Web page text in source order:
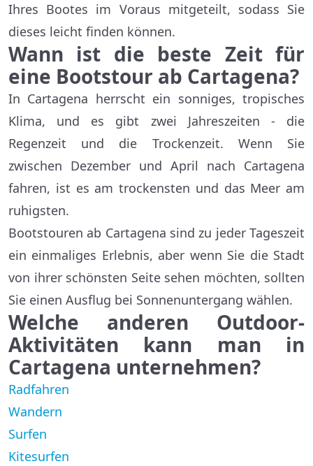
Ihres Bootes im Voraus mitgeteilt, sodass Sie
dieses leicht finden können.
Wann ist die beste Zeit für
eine Bootstour ab Cartagena?
In Cartagena herrscht ein sonniges, tropisches
Klima, und es gibt zwei Jahreszeiten - die
Regenzeit und die Trockenzeit. Wenn Sie
zwischen Dezember und April nach Cartagena
fahren, ist es am trockensten und das Meer am
ruhigsten.
Bootstouren ab Cartagena sind zu jeder Tageszeit
ein einmaliges Erlebnis, aber wenn Sie die Stadt
von ihrer schönsten Seite sehen möchten, sollten
Sie einen Ausflug bei Sonnenuntergang wählen.
Welche anderen Outdoor-
Aktivitäten kann man in
Cartagena unternehmen?
Radfahren
Wandern
Surfen
Kitesurfen